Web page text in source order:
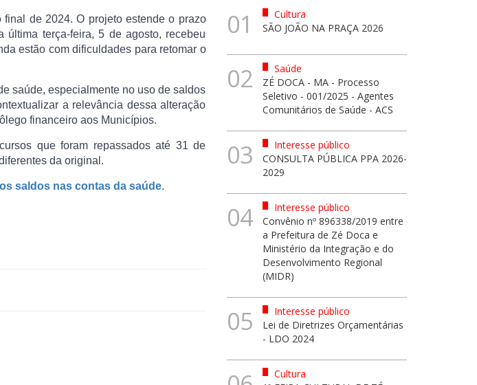
de 2024. O projeto estende o prazo
terça-feira, 5 de agosto, recebeu
estão com dificuldades para retomar o
saúde, especialmente no uso de saldos
a relevância dessa alteração
financeiro aos Municípios.
que foram repassados até 31 de
da original.
saldos nas contas da saúde.
01
Cultura
SÃO JOÃO NA PRAÇA 2026
02
Saúde
ZÉ DOCA - MA - Processo
Seletivo - 001/2025 - Agentes
Comunitários de Saúde - ACS
03
Interesse público
CONSULTA PÚBLICA PPA 2026-
2029
04
Interesse público
Convênio nº 896338/2019 entre
a Prefeitura de Zé Doca e
Ministério da Integração e do
Desenvolvimento Regional
(MIDR)
05
Interesse público
Lei de Diretrizes Orçamentárias
- LDO 2024
Cultura